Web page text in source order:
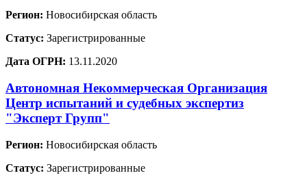
Регион: Новосибирская область
Статус: Зарегистрированные
Дата ОГРН: 13.11.2020
Автономная Некоммерческая Организация
Центр испытаний и судебных экспертиз
"Эксперт Групп"
Регион: Новосибирская область
Статус: Зарегистрированные